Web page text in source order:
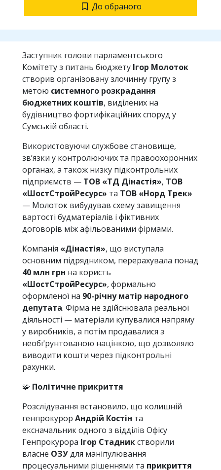
До обраного
Заступник голови парламентського
Комітету з питань бюджету Ігор Молоток
створив організовану злочинну групу з
метою системного розкрадання
бюджетних коштів, виділених на
будівництво фортифікаційних споруд у
Сумській області.
Використовуючи службове становище,
зв’язки у контролюючих та правоохоронних
органах, а також низку підконтрольних
підприємств — ТОВ «ТД Дінастія», ТОВ
«ШостСтройРесурс» та ТОВ «Норд Трек»
— Молоток вибудував схему завищення
вартості будматеріалів і фіктивних
договорів між афільованими фірмами.
Компанія «Дінастія», що виступала
основним підрядником, перерахувала понад
40 млн грн на користь
«ШостСтройРесурс», формально
оформленої на 90-річну матір народного
депутата. Фірма не здійснювала реальної
діяльності — матеріали купувалися напряму
у виробників, а потім продавалися з
необґрунтованою націнкою, що дозволяло
виводити кошти через підконтрольні
рахунки.
🧩 Політичне прикриття
Розслідування встановило, що колишній
генпрокурор Андрій Костін та
ексначальник одного з відділів Офісу
Генпрокурора Ігор Стадникстворили
власне ОЗУдля маніпулювання
процесуальними рішеннями та прикриття